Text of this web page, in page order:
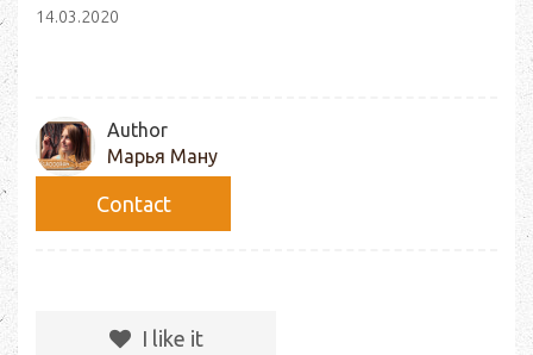
14.03.2020
Author
Марья Ману
Сontact
I like it